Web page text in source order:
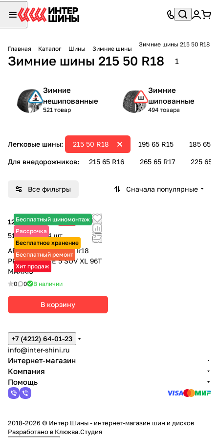
Главная Каталог Шины Зимние шины
Зимние шины 215 50 R18
Зимние шины 215 50 R18 1
Зимние
нешипованные
521 товар
Зимние
шипованные
494 товара
Легковые шины: 195 65 R15 185 65
215 50 R18
Для внедорожников: 215 65 R16 265 65 R17 225 65
Все фильтры Сначала популярные
Бесплатный шиномонтаж
Рассрочка
Бесплатное хранение
Бесплатный ремонт
Хит продаж
12 770 ₽13 880 ₽ -8%
51 080 ₽ за 4 шт.
АВТОШИНЫ 215/50 R18
PREMITRA ICE 5 SUV XL 96T
MAXXIS
0 0 В наличии
В корзину
+7 (4212) 64-01-23
info@inter-shini.ru
Интернет-магазин
Компания
Помощь
2018-2026 © Интер Шины - интернет-магазин шин и дисков
Разработано в Клюква.Студия